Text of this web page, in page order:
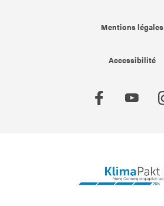
Mentions légales
Accessibilité